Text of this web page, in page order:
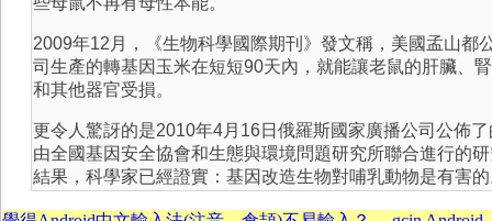
2009年12月，《生物科學國際期刊》發文稱，美國孟山都
司生產的轉基因玉米在短短90天內，就能讓老鼠的肝臟、
和其他器官受損。
更令人驚訝的是2010年4月16日俄羅斯國家廣播公司公佈了
由全國基因安全協會和生態與環境問題研究所聯合進行的
結果，科學家已經證實：基因改造生物對哺乳動物是有害